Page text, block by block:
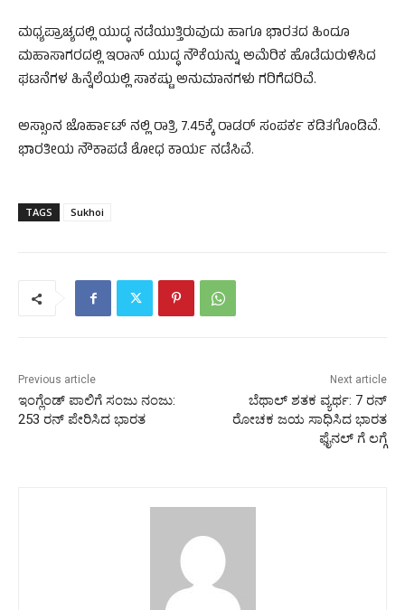
ಮಧ್ಯಪ್ರಾಚ್ಯದಲ್ಲಿ ಯುದ್ಧ ನಡೆಯುತ್ತಿರುವುದು ಹಾಗೂ ಭಾರತದ ಹಿಂದೂ
ಮಹಾಸಾಗರದಲ್ಲಿ ಇರಾನ್ ಯುದ್ಧ ನೌಕೆಯನ್ನು ಅಮೆರಿಕ ಹೊಡೆದುರುಳಿಸಿದ
ಘಟನೆಗಳ ಹಿನ್ನೆಲೆಯಲ್ಲಿ ಸಾಕಷ್ಟು ಅನುಮಾನಗಳು ಗರಿಗೆದರಿವೆ.
ಅಸ್ಸಾಂನ ಜೊರ್ಹಾಟ್ ನಲ್ಲಿ ರಾತ್ರಿ 7.45ಕ್ಕೆ ರಾಡರ್ ಸಂಪರ್ಕ ಕಡಿತಗೊಂಡಿವೆ.
ಭಾರತೀಯ ನೌಕಾಪಡೆ ಶೋಧ ಕಾರ್ಯ ನಡೆಸಿವೆ.
TAGS Sukhoi
Previous article
ಇಂಗ್ಲೆಂಡ್ ಪಾಲಿಗೆ ಸಂಜು ನಂಜು:
253 ರನ್ ಪೇರಿಸಿದ ಭಾರತ
Next article
ಬೆಥಾಲ್ ಶತಕ ವ್ಯರ್ಥ: 7 ರನ್
ರೋಚಕ ಜಯ ಸಾಧಿಸಿದ ಭಾರತ
ಫೈನಲ್ ಗೆ ಲಗ್ಗೆ